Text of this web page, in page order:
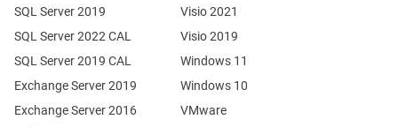
Exchange Server 2019
Exchange Server 2016
SQL Server 2019
SQL Server 2022 CAL
SQL Server 2019 CAL
Visio 2021
Visio 2019
Windows 11
Windows 10
VMware